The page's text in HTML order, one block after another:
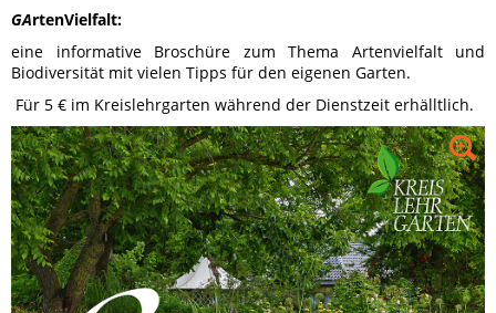
GArtenVielfalt:
eine informative Broschüre zum Thema Artenvielfalt und
Biodiversität mit vielen Tipps für den eigenen Garten.
Für 5 € im Kreislehrgarten während der Dienstzeit erhälltlich.